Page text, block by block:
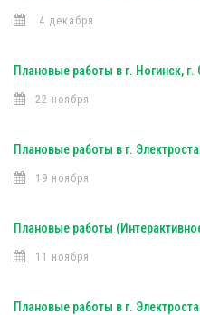
4 декабря
Плановые работы в г. Ногинск, г.
22 ноября
Плановые работы в г.
19 ноября
Плановые работы
11 ноября
Плановые работы в г.